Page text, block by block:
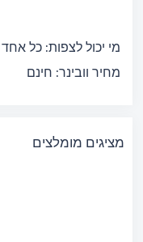
מי יכול לצפות: כל אחד
מחיר וובינר: חינם
מציגים מומלצים